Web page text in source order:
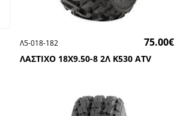
ΛΑΣΤΙΧΟ 18Χ9.50-8 2Λ Κ530 ATV
Λ5-018-182 75.00€